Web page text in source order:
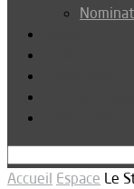
Accueil Espace Le